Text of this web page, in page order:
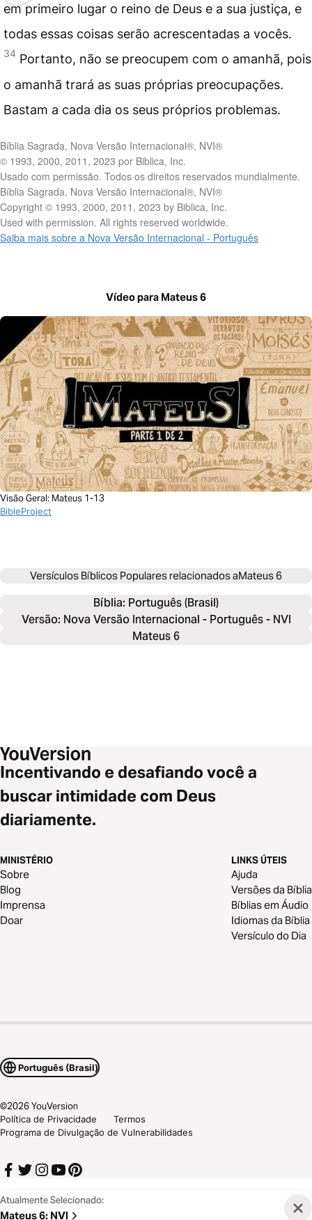
em primeiro lugar o reino de Deus e a sua justiça, e
todas essas coisas serão acrescentadas a vocês.
34 Portanto, não se preocupem com o amanhã, pois
o amanhã trará as suas próprias preocupações.
Bastam a cada dia os seus próprios problemas.
Atualmente Selecionado:
Mateus 6: NVI
Bíblia Sagrada, Nova Versão Internacional®, NVI®
© 1993, 2000, 2011, 2023 por Biblica, Inc.
Usado com permissão. Todos os direitos reservados mundialmente.
Bíblia Sagrada, Nova Versão Internacional®, NVI®
Copyright © 1993, 2000, 2011, 2023 by Biblica, Inc.
Used with permission. All rights reserved worldwide.
Saiba mais sobre a Nova Versão Internacional - Português
Vídeo para Mateus 6
Visão Geral: Mateus 1-13
BibleProject
Versículos Bíblicos Populares relacionados aMateus 6
Bíblia: Português (Brasil)
Versão: Nova Versão Internacional - Português - NVI
Mateus 6
Incentivando e desafiando você a
buscar intimidade com Deus
diariamente.
MINISTÉRIO
Sobre
Blog
Imprensa
Doar
LINKS ÚTEIS
Ajuda
Versões da Bíblia
Bíblias em Áudio
Idiomas da Bíblia
Versículo do Dia
Português (Brasil)
©2026YouVersion
Política de Privacidade
Termos
Programa de Divulgação de Vulnerabilidades